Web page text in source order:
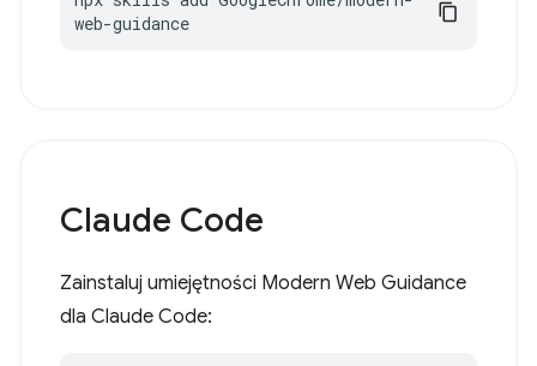
web-guidance
Claude Code
Zainstaluj umiejętności Modern Web Guidance
dla Claude Code: